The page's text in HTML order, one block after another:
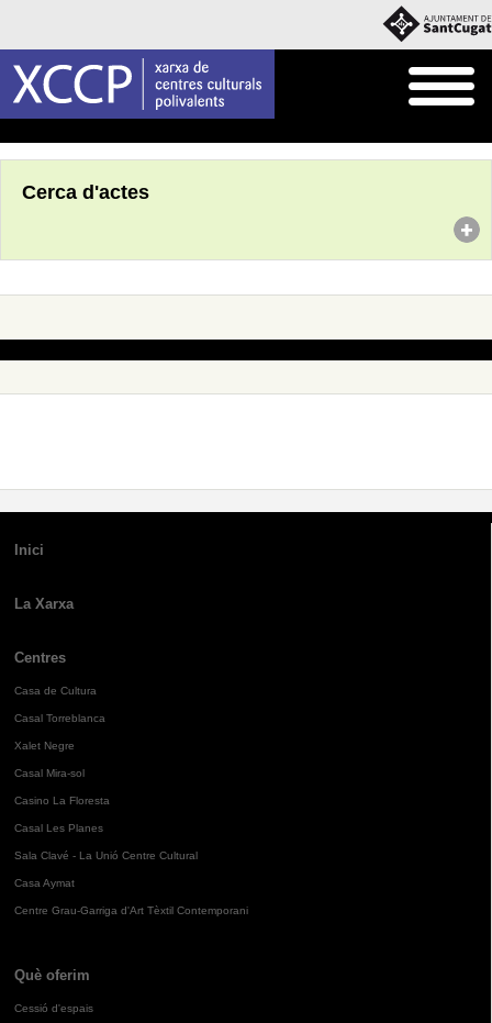
Cerca d'actes
Inici
La Xarxa
Centres
Casa de Cultura
Casal Torreblanca
Xalet Negre
Casal Mira-sol
Casino La Floresta
Casal Les Planes
Sala Clavé - La Unió Centre Cultural
Casa Aymat
Centre Grau-Garriga d'Art Tèxtil Contemporani
Què oferim
Cessió d'espais